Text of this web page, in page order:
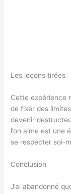
Les leçons tirées
Cette expérience
de fixer des
devenir
l’on aime est une
se respecter soi-
Conclusion
J’ai abandonné